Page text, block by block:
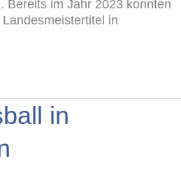
Bereits im Jahr 2023 konnten
in
in